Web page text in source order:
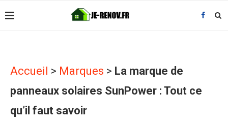
Accueil > Marques > La marque de
panneaux solaires SunPower : Tout ce
qu’il faut savoir